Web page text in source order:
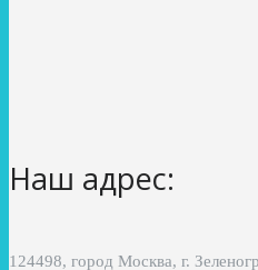
Наш адрес:
124498, город Москва, г.